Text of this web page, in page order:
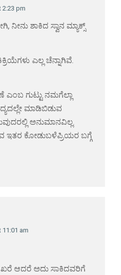
2:23 pm
ಶಾಕಿದ ಸ್ವಾನ ಮ್ಯಾಕ್ಸ್
ಎಲ್ಲ ಚೆನ್ನಾಗಿವೆ.
ಎಂಬ ಗುಟ್ಟು ನಮಗೆಲ್ಲಾ
ಮಾಡಿಬಿಡುವ
ಅನುಮಾನವಿಲ್ಲ.
ಇತರ ಕೋಡುಬಳೆಪ್ರಿಯರ ಬಗ್ಗೆ
11:01 am
ಖರೆ ಆದರೆ ಅದು ಸಾಕಿದವರಿಗೆ